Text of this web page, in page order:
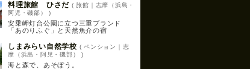
料理旅館 ひさだ ( 旅館｜志摩（浜島・
阿児・磯部） )
安乗岬灯台公園に立つ三重ブランド
「あのりふぐ」と天然魚介の宿
しまみらい自然学校 ( ペンション｜志
摩（浜島・阿児・磯部） )
海と森で、あそぼう。